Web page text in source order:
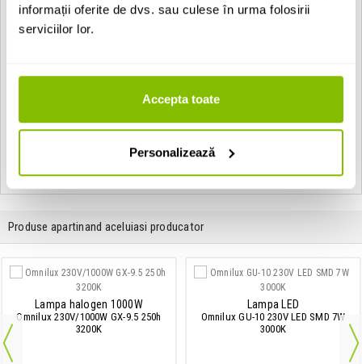
informații oferite de dvs. sau culese în urma folosirii
serviciilor lor.
Accepta toate
Personalizează
Durata de
Temperatura
Pentru PAR PAR 56
Lampa PAR 56
Produse apartinand aceluiasi producator
Lampa halogen 1000W
Omnilux 230V/1000W GX-9.5 250h
3200K
Lampa LED
Omnilux GU-10 230V LED SMD 7W
3000K